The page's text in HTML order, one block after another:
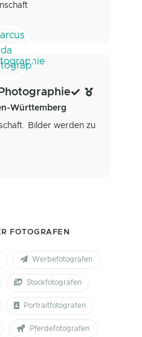
Württemberg
Bilder werden zu
FOTOGRAFEN
Werbefotografen
Stockfotografen
Portraitfotografen
Pferdefotografen